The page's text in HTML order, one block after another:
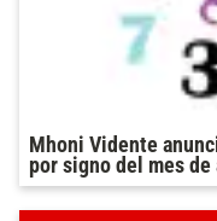
Mhoni Vidente
por signo del mes de